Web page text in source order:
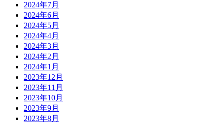
2024年7月
2024年6月
2024年5月
2024年4月
2024年3月
2024年2月
2024年1月
2023年12月
2023年11月
2023年10月
2023年9月
2023年8月